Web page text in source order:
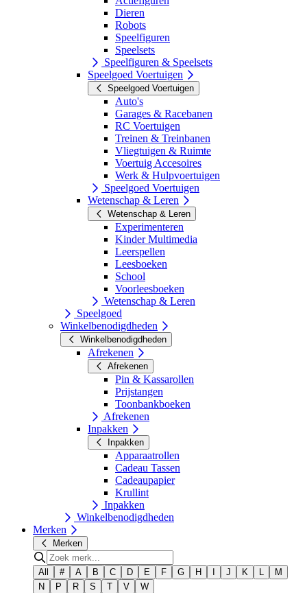
Dieren
Robots
Speelfiguren
Speelsets
Speelfiguren & Speelsets
Speelgoed Voertuigen
Speelgoed Voertuigen
Auto's
Garages & Racebanen
RC Voertuigen
Treinen & Treinbanen
Vliegtuigen & Ruimte
Voertuig Accesoires
Werk & Hulpvoertuigen
Speelgoed Voertuigen
Wetenschap & Leren
Wetenschap & Leren
Experimenteren
Kinder Multimedia
Leerspellen
Leesboeken
School
Voorleesboeken
Wetenschap & Leren
Speelgoed
Winkelbenodigdheden
Winkelbenodigdheden
Afrekenen
Afrekenen
Pin & Kassarollen
Prijstangen
Toonbankboeken
Afrekenen
Inpakken
Inpakken
Apparaatrollen
Cadeau Tassen
Cadeaupapier
Krullint
Inpakken
Winkelbenodigdheden
Merken
Merken
All # A B C D E F G H J K L
M
N
P R S T V W